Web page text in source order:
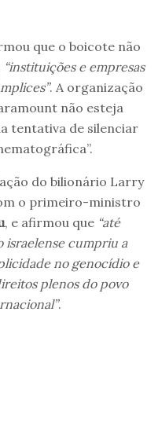
que o boicote não
“instituições e empresas
. A organização
não esteja
tentativa de silenciar
do bilionário Larry
o primeiro-ministro
, e afirmou que “até
israelense cumpriu a
no genocídio e
plenos do povo
.